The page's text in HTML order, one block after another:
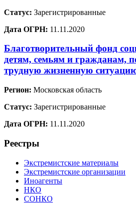
Статус: Зарегистрированные
Дата ОГРН: 11.11.2020
Благотворительный фонд
детям, семьям и гражданам,
трудную жизненную
Регион: Московская область
Статус: Зарегистрированные
Дата ОГРН: 11.11.2020
Реестры
Экстремистские материалы
Экстремистские организации
Иноагенты
НКО
СОНКО